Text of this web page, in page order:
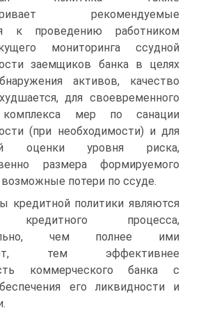
рекомендуемые
к проведению работником
мониторинга ссудной
заемщиков банка в целях
активов, качество
для своевременного
комплекса мер по санации
(при необходимости) и для
оценки уровня риска,
размера формируемого
возможные потери по ссуде.
кредитной политики являются
кредитного процесса,
чем полнее ими
тем эффективнее
коммерческого банка с
его ликвидности и